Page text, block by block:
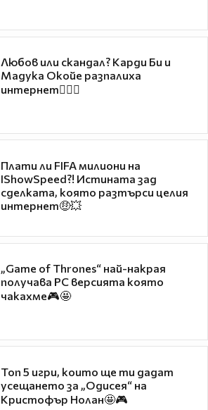
Любов или скандал? Карди Би и
Мадука Окойе разпалиха
интернет❤️‍🔥🔥
Плати ли FIFA милиони на
IShowSpeed?! Истината зад
сделката, която разтърси целия
интернет🤑💥
„Game of Thrones“ най-накрая
получава PC версията която
чакахме🎮🤩
Топ 5 игри, които ще ти дадат
усещането за „Одисея“ на
Кристофър Нолан🤩🎮